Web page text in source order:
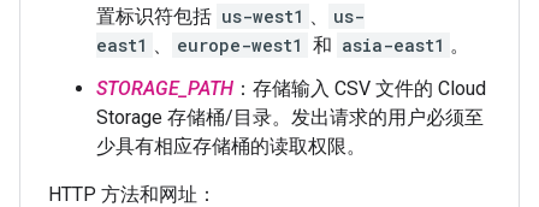
置标识符包括 us-west1 、
us-
east1 、 europe-west1 和 asia-east1 。
STORAGE_PATH ：存储输入 CSV 文件的 Cloud
Storage 存储桶/目录。发出请求的用户必须至
少具有相应存储桶的读取权限。
HTTP 方法和网址：